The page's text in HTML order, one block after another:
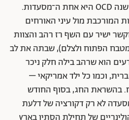
מאז פתיחתה לפני כחצי שנה OCD היא אחת ה־מסעדות.
המורכבת מול עיני האורחים
וקשר ישיר עם השף רז רהב והצוות
הפתוח ולצלם), שבתה את לב
הוא שרהב בילה חלק ניכר
וכמו כל ילד אמריקאי –
בהשראת החג, בסוף החודש
למסעדה לא רק דקורציה של דלעת
של תחילת הסתיו בארץ